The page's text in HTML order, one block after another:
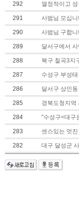
292 열정적이고
291 사범님 모십
290 사범님 구합
289 달서구에서
288 북구 칠곡3지
287 수성구 부성
286 달서구 상인
285 경북도청지역
284 "수성구<대구
283 센스있는 멋
282 대구 달성군